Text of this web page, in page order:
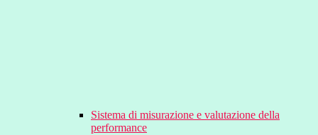
Sistema di misurazione e valutazione della
performance